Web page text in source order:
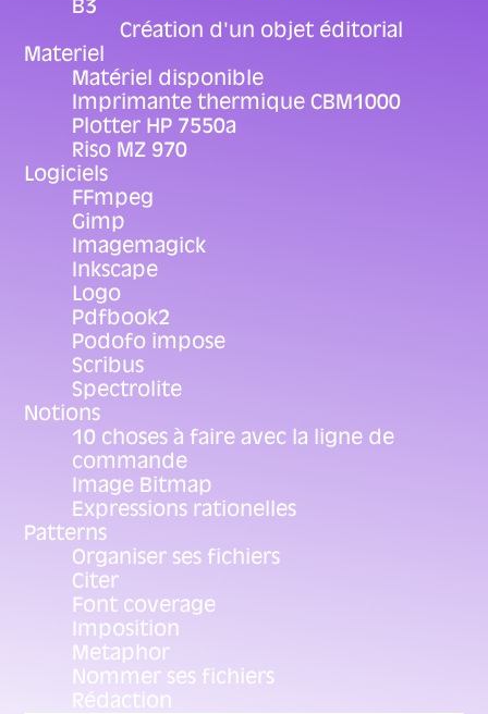
B3
Création d'un objet éditorial
Materiel
Matériel disponible
Imprimante thermique CBM1000
Plotter HP 7550a
Riso MZ 970
Logiciels
FFmpeg
Gimp
Imagemagick
Inkscape
Logo
Pdfbook2
Podofo impose
Scribus
Spectrolite
Notions
10 choses à faire avec la ligne de
commande
Image Bitmap
Expressions rationelles
Patterns
Organiser ses fichiers
Citer
Font coverage
Imposition
Metaphor
Nommer ses fichiers
Rédaction